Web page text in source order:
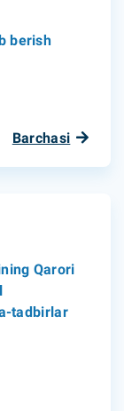
berish
Barchasi
Qarori
tadbirlar